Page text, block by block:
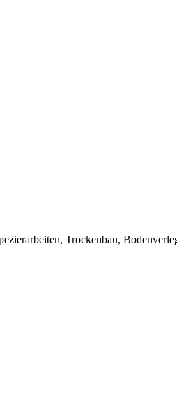
Trockenbau,